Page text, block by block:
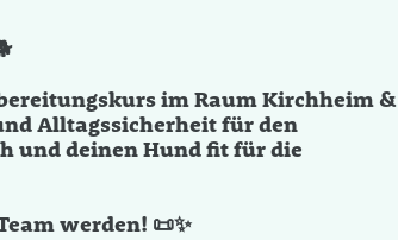
im Raum Kirchheim &
Alltagssicherheit für den
und deinen Hund fit für die
werden! 📜✨